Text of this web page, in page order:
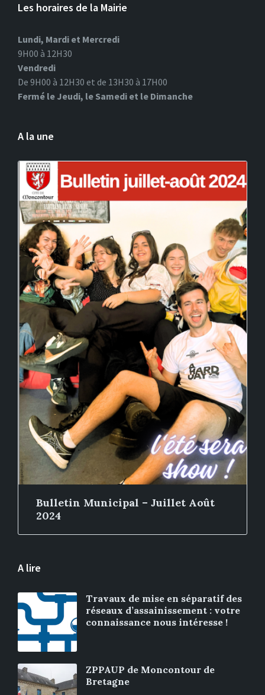
Les horaires de la Mairie
Lundi, Mardi et Mercredi
9H00 à 12H30
Vendredi
De 9H00 à 12H30 et de 13H30 à 17H00
Fermé le Jeudi, le Samedi et le Dimanche
A la une
Bulletin Municipal – Juillet Août
2024
A lire
Travaux de mise en séparatif des
réseaux d’assainissement : votre
connaissance nous intéresse !
ZPPAUP de Moncontour de
Bretagne